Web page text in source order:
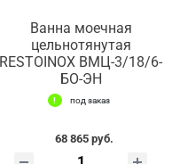
Ванна моечная
цельнотянутая
RESTOINOX ВМЦ-3/18/6-
БО-ЭН
под заказ
68 865 руб.